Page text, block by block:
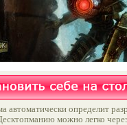
автоматически определит
можно легко